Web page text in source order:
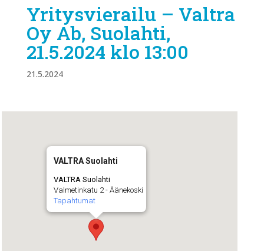
Yritysvierailu – Valtra
Oy Ab, Suolahti,
21.5.2024 klo 13:00
21.5.2024
VALTRA Suolahti
VALTRA Suolahti
Valmetinkatu 2 - Äänekoski
Tapahtumat